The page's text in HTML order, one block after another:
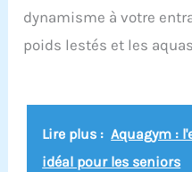
dynamisme à votre
poids lestés et les
Lire plus : Aquagym :
idéal pour les seniors